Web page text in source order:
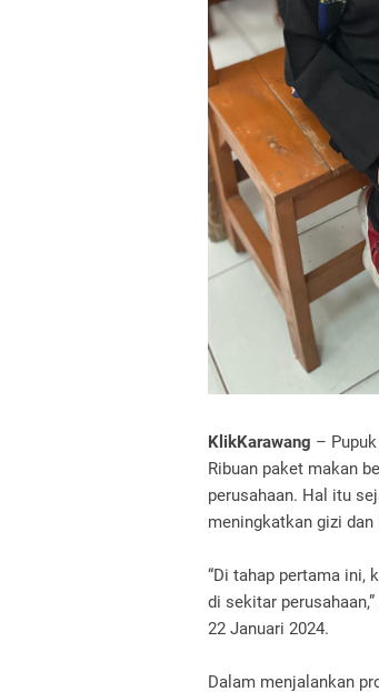
KlikKarawang –
Ribuan paket makan
perusahaan. Hal itu
meningkatkan gizi
“Di tahap pertama ini,
di sekitar
22 Januari 2024.
Dalam menjalankan